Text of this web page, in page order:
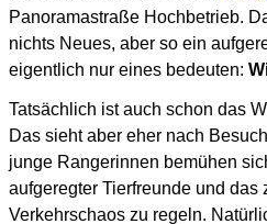
Panoramastraße Hochbetrieb.
nichts Neues, aber so ein
eigentlich nur eines bedeuten:
Tatsächlich ist auch schon das
Das sieht aber eher nach
junge Rangerinnen bemühen
aufgeregter Tierfreunde und das
Verkehrschaos zu regeln.